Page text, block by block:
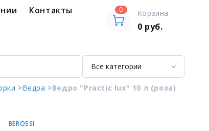
Контакты
0 Корзина
0 руб.
>Ведра >Ведро "Practic lux" 10 л (роза)
BEROSSI